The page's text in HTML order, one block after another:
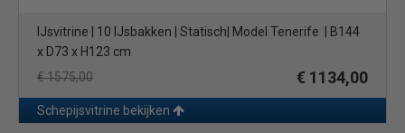
IJsvitrine | 10 IJsbakken | Statisch| Model Tenerife | B144
x D73 x H123 cm
€ 1575,00
€ 1134,00
Schepijsvitrine bekijken